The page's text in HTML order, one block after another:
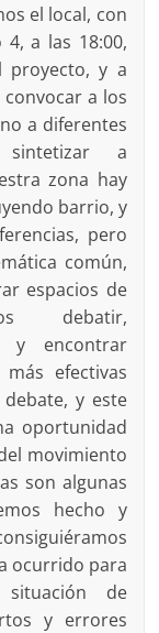
el local, con
a las 18:00,
proyecto, y a
a los
a diferentes
a
zona hay
barrio, y
pero
común,
espacios de
debatir,
y encontrar
efectivas
y este
oportunidad
movimiento
son algunas
hecho y
ocurrido para
de
y errores